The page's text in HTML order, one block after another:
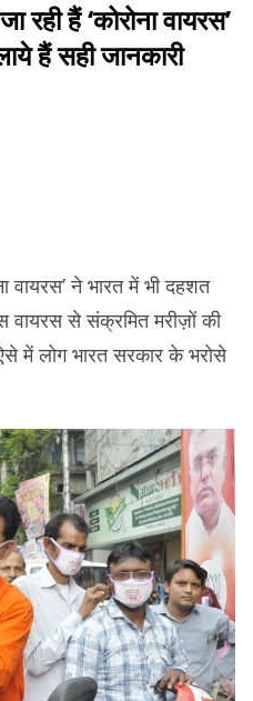
रही हैं ‘कोरोना वायरस’
हैं सही जानकारी
वायरस’ ने भारत में भी दहशत
वायरस से संक्रमित मरीज़ों की
में लोग भारत सरकार के भरोसे